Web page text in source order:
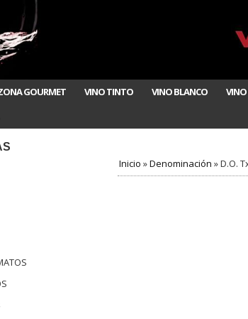
GOURMET VINO TINTO VINO BLANCO
Inicio »Denominación »D.O.